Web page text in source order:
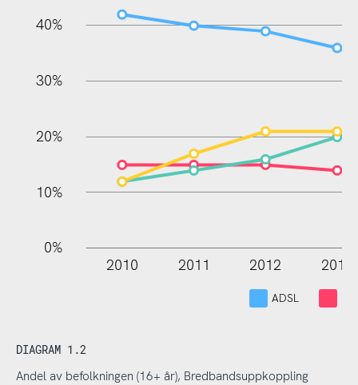
40%
30%
20%
10%
0%
2010
2011 2012 2013
ADSL
DIAGRAM 1.2
Andel av befolkningen (16+ år), Bredbandsuppkoppling